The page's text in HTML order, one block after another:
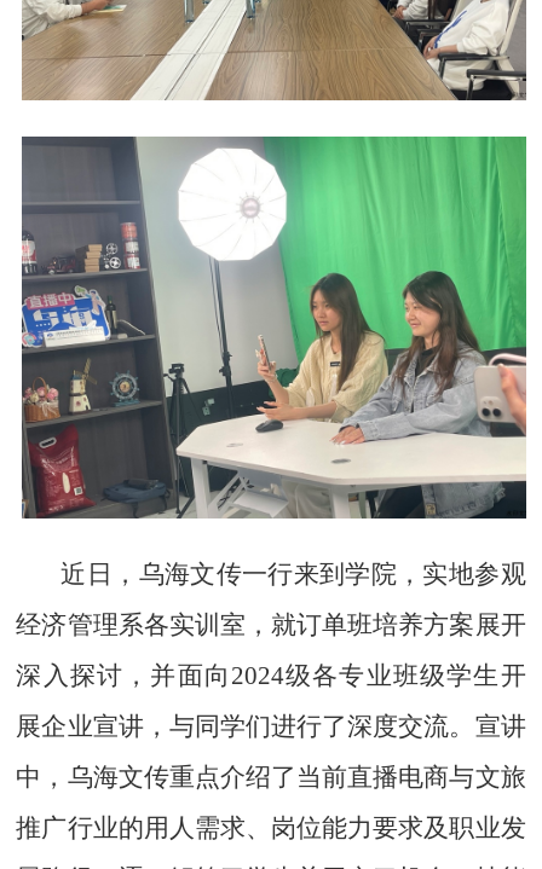
近日， 乌海文传一行来到学院，实地参观
经济管理系各实训室，就订单班培养方案展开
深入探讨 ，并面向2024级各专业班级学生开
展企业宣讲，与同学们进行了深度交流。 宣讲
中，乌海文传重点介绍了当前直播电商与文旅
推广行业的用人需求、岗位能力要求及职业发